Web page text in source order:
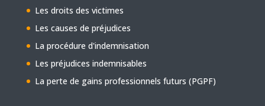
Les droits des victimes
Les causes de préjudices
La procédure d'indemnisation
Les préjudices indemnisables
La perte de gains professionnels futurs (PGPF)